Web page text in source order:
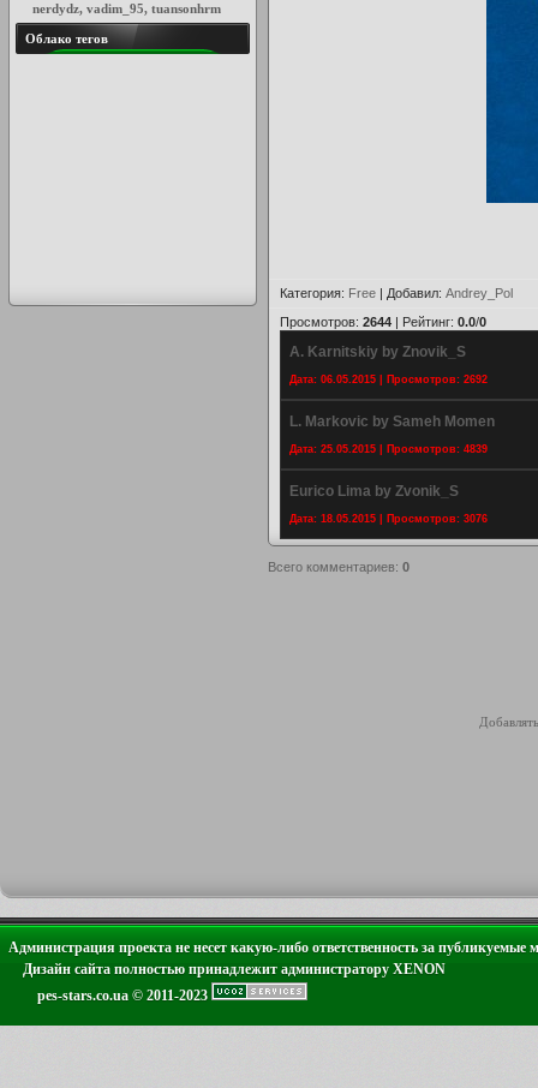
Категория: Free | Добавил: Andrey_Pol
Просмотров: 2644 | Рейтинг: 0.0/0
A. Karnitskiy by Znovik_S
Дата: 06.05.2015 | Просмотров: 2692
L. Markovic by Sameh Momen
Дата: 25.05.2015 | Просмотров: 4839
Eurico Lima by Zvonik_S
Дата: 18.05.2015 | Просмотров: 3076
Всего комментариев: 0
nerdydz, vadim_95, tuansonhrm
Облако тегов
Администрация проекта не несет какую-либо ответственность за публикуемые
Дизайн сайта полностью принадлежит администратору XENON
pes-stars.co.ua © 2011-2023